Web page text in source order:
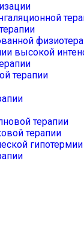
высокой
терапии
терапии
терапии